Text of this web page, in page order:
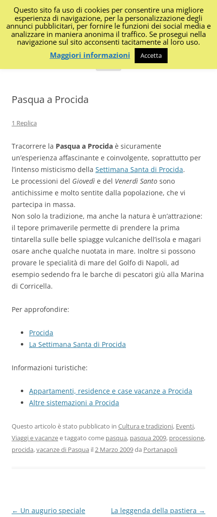
I Diari di Portanapoli
Impressioni, sapori, colori dalla regione
Vai
Pasqua a Procida
1 Replica
Tracorrere la Pasqua a Procida è sicuramente
un’esperienza affascinante e coinvolgente, soprattutto per
l’intenso misticismo della Settimana Santa di Procida.
Le processioni del Giovedì e del Venerdì Santo sono
antichissime e molto sentite dalla popolazione, che vi
partecipa in massa.
Non solo la tradizione, ma anche la natura è un’attrazione:
il tepore primaverile permette di prendere la prima
tintarella sulle belle spiagge vulcaniche dell’isola e magari
osare anche qualche nuotata in mare. Inoltre si possono
provare le specialità di mare del Golfo di Napoli, ad
esempio sedendo fra le barche di pescatori giù alla Marina
di Corricella.
Per approfondire:
Procida
La Settimana Santa di Procida
Informazioni turistiche:
Appartamenti, residence e case vacanze a Procida
Altre sistemazioni a Procida
Questo articolo è stato pubblicato in Cultura e tradizioni, Eventi,
Viaggi e vacanzee taggato come pasqua, pasqua 2009, processione,
procida,vacanze di Pasqua il2 Marzo 2009da Portanapoli
Navigazione
← Un augurio speciale La leggenda della pastiera →
Questo sito fa uso di cookies per consentire una migliore
esperienza di navigazione, per la personalizzazione degli
annunci pubblicitari, per fornire le funzioni dei social media e
analizzare in maniera anonima il traffico. Se prosegui nella
navigazione sul sito acconsenti tacitamente al loro uso.
Maggiori informazioni
Accetta